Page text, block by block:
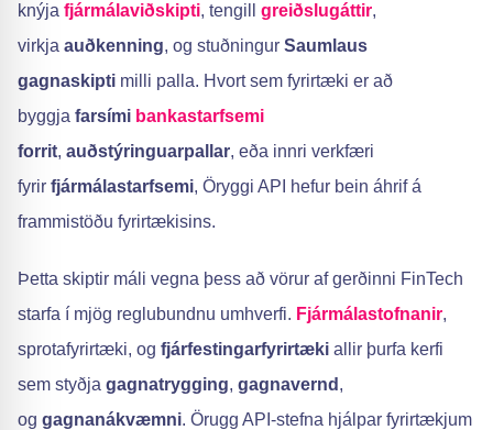
knýja fjármálaviðskipti, tengill greiðslugáttir,
virkja auðkenning, og stuðningur Saumlaus
gagnaskipti milli palla. Hvort sem fyrirtæki er að
byggja farsími bankastarfsemi
forrit, auðstýringuarpallar, eða innri verkfæri
fyrir fjármálastarfsemi, Öryggi API hefur bein áhrif á
frammistöðu fyrirtækisins.
Þetta skiptir máli vegna þess að vörur af gerðinni FinTech
starfa í mjög reglubundnu umhverfi. Fjármálastofnanir,
sprotafyrirtæki, og fjárfestingarfyrirtæki allir þurfa kerfi
sem styðja gagnatrygging, gagnavernd ,
og gagnanákvæmni. Örugg API-stefna hjálpar fyrirtækjum